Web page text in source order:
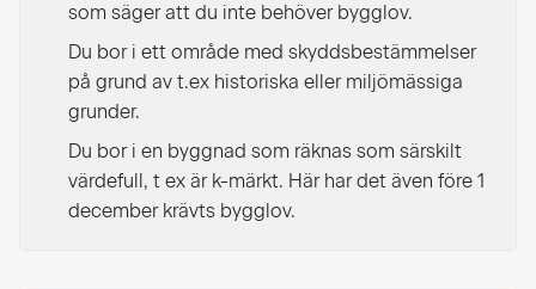
som säger att du inte behöver bygglov.
Du bor i ett område med skyddsbestämmelser
på grund av t.ex historiska eller miljömässiga
grunder.
Du bor i en byggnad som räknas som särskilt
värdefull, t ex är k-märkt. Här har det även före 1
december krävts bygglov.